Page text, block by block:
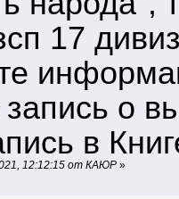
17
запись о
в
12:12:15 от КАЮР»